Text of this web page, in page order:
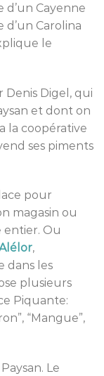
d’un Cayenne
d’un Carolina
le
Denis Digel, qui
et dont on
la coopérative
ses piments
pour
magasin ou
entier. Ou
,
dans les
plusieurs
Piquante:
“Mangue”,
Le